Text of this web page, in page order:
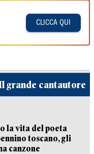
CLICCA QUI
grande cantautore
la vita del poeta
toscano, gli
canzone